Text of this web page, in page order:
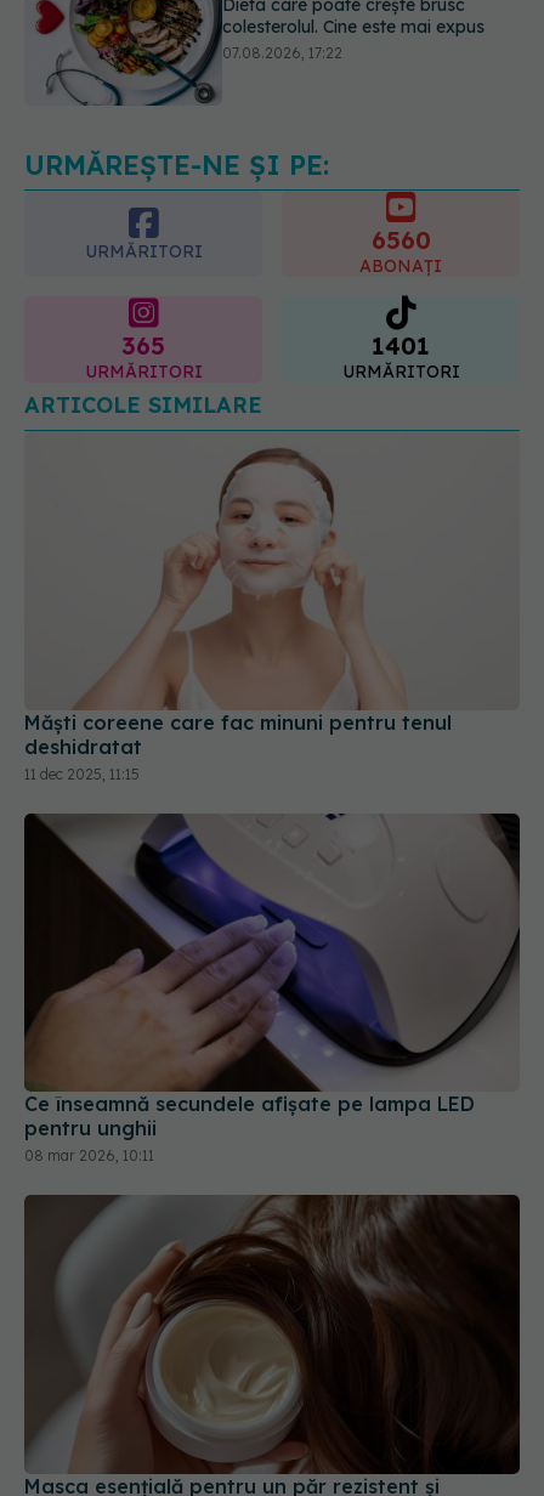
Ceaiul care ajută organismul să
URMĂREȘTE-NE ȘI PE:
URMĂRITORI 6560
ABONAȚI
365
URMĂRITORI
1401
URMĂRITORI
ARTICOLE SIMILARE
Măști coreene care fac minuni pentru tenul
deshidratat
11 dec 2025, 11:15
Ce înseamnă secundele afișate pe lampa LED
pentru unghii
08 mar 2026, 10:11
Masca esențială pentru un păr rezistent și